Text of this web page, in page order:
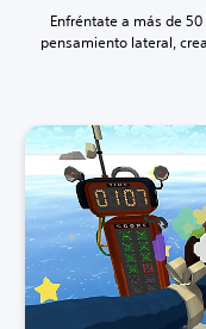
Enfréntate a más de
pensamiento lateral,